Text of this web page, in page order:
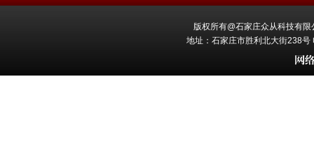
版权所有@石家庄众从科技有
地址：石家庄市胜利北大街238